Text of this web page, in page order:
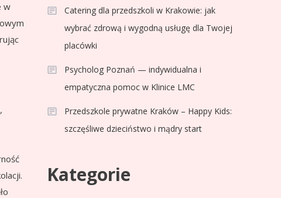
w
Catering dla przedszkoli w Krakowie: jak
wybrać zdrową i wygodną usługę dla Twojej
placówki
Psycholog Poznań — indywidualna i
empatyczna pomoc w Klinice LMC
Przedszkole prywatne Kraków – Happy Kids:
szczęśliwe dzieciństwo i mądry start
Kategorie